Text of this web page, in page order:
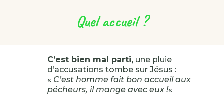
Quel accueil ?
C’est bien mal parti,une pluie
d’accusations tombe sur Jésus :
« C’est homme fait bon accueil aux
pécheurs, il mange avec eux !«